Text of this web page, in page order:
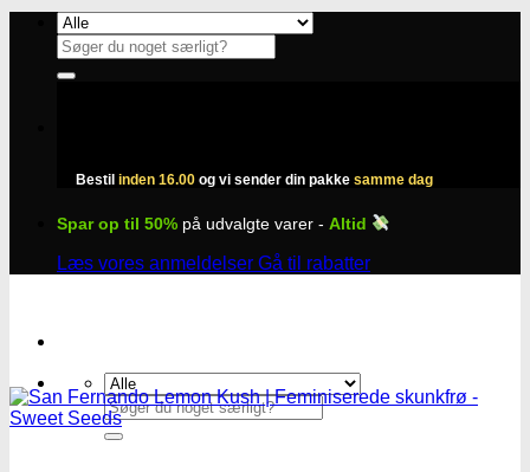
Fortsæt
indhold
Søg
efter:
Bestil inden 16.00 og vi sender din pakke samme dag
Spar op til 50% på udvalgte varer - Altid
Læs vores anmeldelser Gå til rabatter
Søg
efter: